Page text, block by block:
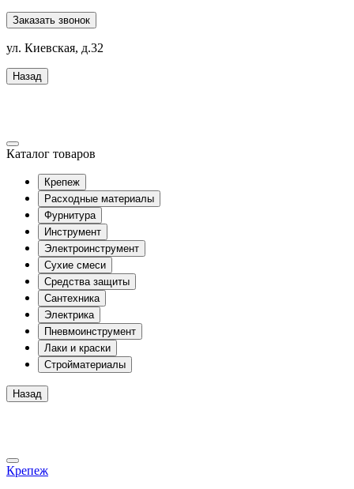
Заказать звонок
ул. Киевская, д.32
Назад
Каталог товаров
Крепеж
Расходные материалы
Фурнитура
Инструмент
Электроинструмент
Сухие смеси
Средства защиты
Сантехника
Электрика
Пневмоинструмент
Лаки и краски
Стройматериалы
Назад
Крепеж